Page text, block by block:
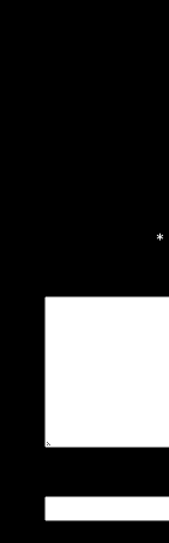
*